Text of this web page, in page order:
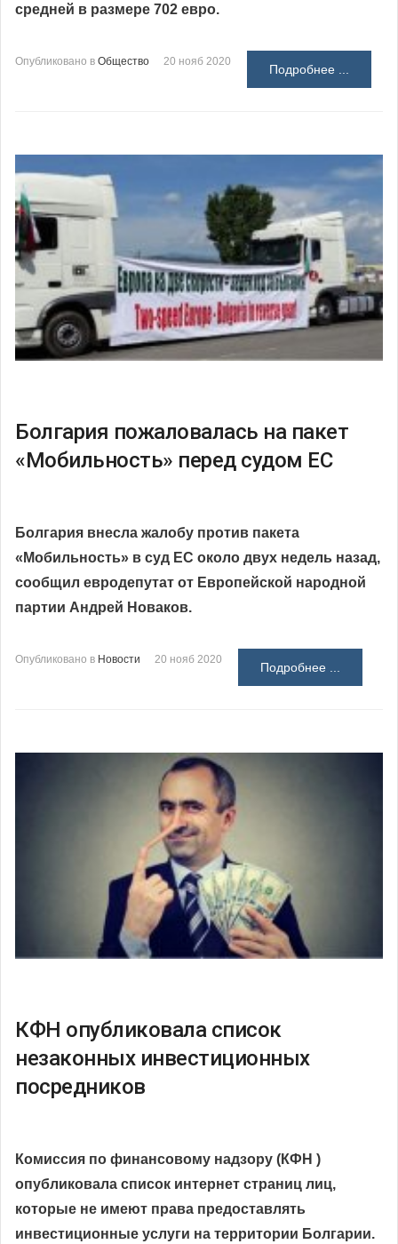
средней в размере 702 евро.
Опубликовано в Общество 20 нояб 2020
Подробнее ...
Болгария пожаловалась на пакет
«Мобильность» перед судом ЕС
Болгария внесла жалобу против пакета
«Мобильность» в суд ЕС около двух недель назад,
сообщил евродепутат от Европейской народной
партии Андрей Новаков.
Опубликовано в Новости 20 нояб 2020
Подробнее ...
КФН опубликовала список
незаконных инвестиционных
посредников
Комиссия по финансовому надзору (КФН )
опубликовала список интернет страниц лиц,
которые не имеют права предоставлять
инвестиционные услуги на территории Болгарии.